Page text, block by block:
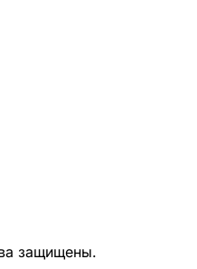
защищены.